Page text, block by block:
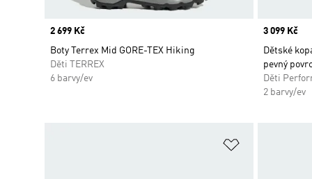
Price
2 699 Kč
Boty Terrex Mid GORE-TEX Hiking
Děti TERREX
6 barvy/ev
Price
3 099 Kč
Dětské
pevný
Děti
2 barvy/ev